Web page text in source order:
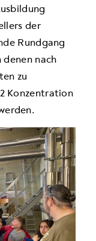
der
Rundgang
denen nach
zu
Konzentration